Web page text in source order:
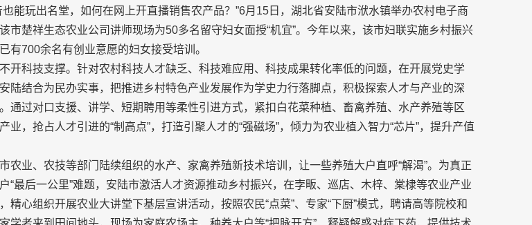
也能玩出名堂，如何在网上开直播销售农产品？”6月15日，湖北省安陆市洑水镇举办农村电子商
市楚祥生态农业公司讲师现场为50多名留守妇女面授“机宜”。今年以来，该市妇联实施乡村振兴
有700余名有创业意愿的妇女接受培训。
开科技支撑。针对农村科技人才缺乏、科技难应用、科技成果转化率低的问题，在开展党史学
陆结合为民办实事，把推进乡村特色产业发展作为学史力行落脚点，积极探索人才与产业的深
通过对口支援、讲学、短期聘用等柔性引进方式，紧扣白花菜种植、畜禽养殖、水产养殖等区
业，抢占人才引进的“制高点”，打造引聚人才的“强磁场”，倾力为农业植入智力“芯片”，提升产值
农业、农技等部门陆续组织的水产、家禽养殖新技术培训，让一些养殖大户直呼“解渴”。为真正
“最后一公里”难题，安陆市激活人才资源推动乡村振兴，在孛畈、巡店、木梓、棠棣等农业产业
精心组织开展农业大讲堂下基层宣讲活动，按照农民“点菜”、专家“下厨”模式，聘请高等院校和